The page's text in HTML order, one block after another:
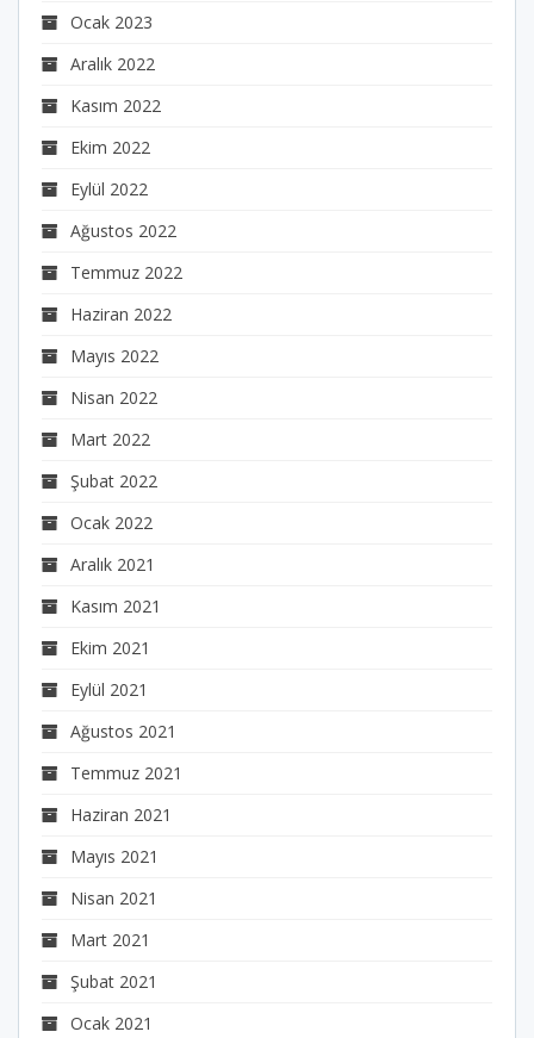
Ocak 2023
Aralık 2022
Kasım 2022
Ekim 2022
Eylül 2022
Ağustos 2022
Temmuz 2022
Haziran 2022
Mayıs 2022
Nisan 2022
Mart 2022
Şubat 2022
Ocak 2022
Aralık 2021
Kasım 2021
Ekim 2021
Eylül 2021
Ağustos 2021
Temmuz 2021
Haziran 2021
Mayıs 2021
Nisan 2021
Mart 2021
Şubat 2021
Ocak 2021